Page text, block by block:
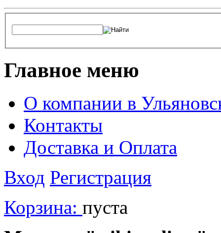
Главное меню
О компании в
Контакты
Доставка и Оплата
Вход Регистрация
Корзина: пуста